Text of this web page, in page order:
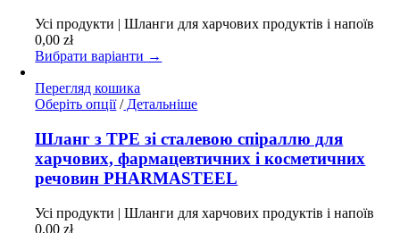
вибрати
сторінці
Усі продукти | Шланги для харчових продуктів і напоїв
0,00zł
Вибрати варіанти →
Перегляд кошика
Оберіть опції Цей
має
кілька
варіантів.
Параметри
вибрати
/Детальніше
Шланг з TPE зі сталевою спіраллю для
харчових, фармацевтичних і косметичних
речовин PHARMASTEEL
Усі продукти | Шланги для харчових продуктів і напоїв
0,00zł